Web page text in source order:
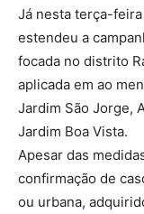
Já nesta terça-
estendeu a
focada no distrito
aplicada em ao
Jardim São Jorge,
Jardim Boa Vista.
Apesar das
confirmação de
ou urbana,